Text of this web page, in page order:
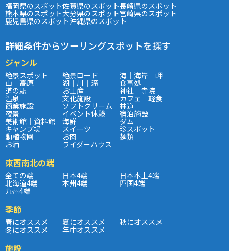
福岡県のスポット佐賀県のスポット長崎県のスポット
熊本県のスポット大分県のスポット宮崎県のスポット
鹿児島県のスポット沖縄県のスポット
詳細条件からツーリングスポットを探す
ジャンル
絶景スポット 絶景ロード 海｜海岸｜岬
山｜高原 湖｜川｜滝 食事処
道の駅 お土産 神社｜寺院
温泉 文化施設 カフェ｜軽食
商業施設 ソフトクリーム 林道
夜景 イベント体験 宿泊施設
美術館｜資料館 海鮮 ダム
キャンプ場 スイーツ 珍スポット
動植物園 お肉 麺類
お酒 ライダーハウス
東西南北の端
全ての端 日本4端 日本本土4端
北海道4端 本州4端 四国4端
九州4端
季節
春にオススメ 夏にオススメ 秋にオススメ
冬にオススメ 年中オススメ
施設